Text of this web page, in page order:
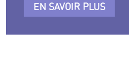
EN SAVOIR PLUS